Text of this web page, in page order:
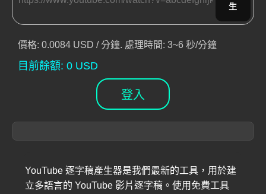
生
價格: 0.0084 USD /分鐘. 處理時間: 3~6 秒/分鐘
目前餘額: 0 USD
登入
YouTube 逐字稿產生器是我們最新的工具，用於建
立多語言的 YouTube 影片逐字稿。使用免費工具